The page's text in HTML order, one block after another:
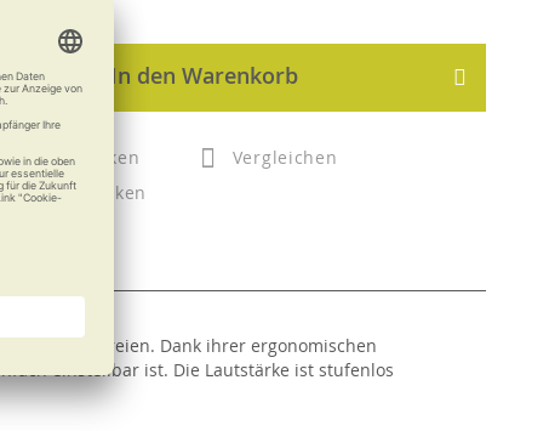
In den Warenkorb
Merken
Vergleichen
Drucken
wie im Freien. Dank ihrer ergonomischen
einstellbar ist. Die Lautstärke ist stufenlos